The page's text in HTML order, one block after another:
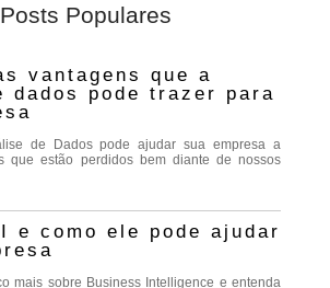
Posts Populares
vantagens que a
dados pode trazer para
de Dados pode ajudar sua empresa a
que estão perdidos bem diante de nossos
e como ele pode ajudar
mais sobre Business Intelligence e entenda